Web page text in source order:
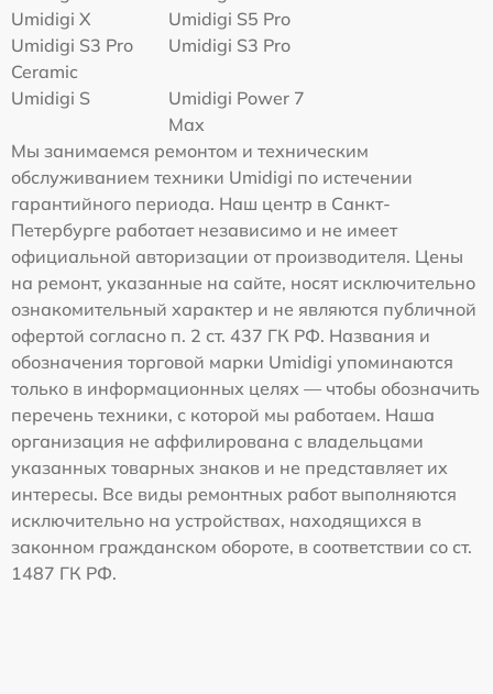
Umidigi X
Umidigi S5 Pro
Umidigi S3 Pro
Ceramic
Umidigi S3 Pro
Umidigi S
Umidigi Power 7
Max
Мы занимаемся ремонтом и техническим
обслуживанием техники Umidigi по истечении
гарантийного периода. Наш центр в Санкт-
Петербурге работает независимо и не имеет
официальной авторизации от производителя. Цены
на ремонт, указанные на сайте, носят исключительно
ознакомительный характер и не являются публичной
офертой согласно п. 2 ст. 437 ГК РФ. Названия и
обозначения торговой марки Umidigi упоминаются
только в информационных целях — чтобы обозначить
перечень техники, с которой мы работаем. Наша
организация не аффилирована с владельцами
указанных товарных знаков и не представляет их
интересы. Все виды ремонтных работ выполняются
исключительно на устройствах, находящихся в
законном гражданском обороте, в соответствии со ст.
1487 ГК РФ.